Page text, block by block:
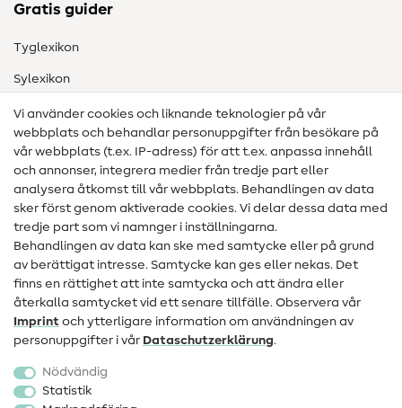
Gratis guider
Tyglexikon
Sylexikon
Sömnadsinstruktioner
Hjälp & kontakt
Kontakt
Information om byte av operatör
FAQ
Ångerrätt
Populärt
Sytillbehör
Vi använder cookies och liknande teknologier på vår
webbplats och behandlar personuppgifter från besökare på
vår webbplats (t.ex. IP-adress) för att t.ex. anpassa innehåll
och annonser, integrera medier från tredje part eller
analysera åtkomst till vår webbplats. Behandlingen av data
sker först genom aktiverade cookies. Vi delar dessa data med
tredje part som vi namnger i inställningarna.
Behandlingen av data kan ske med samtycke eller på grund
av berättigat intresse. Samtycke kan ges eller nekas. Det
finns en rättighet att inte samtycka och att ändra eller
återkalla samtycket vid ett senare tillfälle. Observera vår
Imprint och ytterligare information om användningen av
personuppgifter i vår Data­schutz­erklärung.
Nödvändig
Statistik